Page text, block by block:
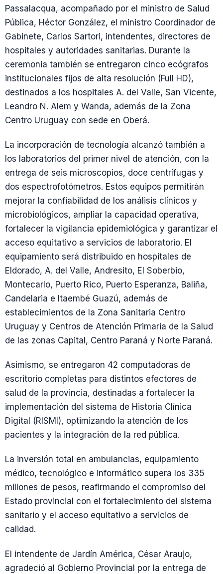
Passalacqua, acompañado por el ministro de Salud
Pública, Héctor González, el ministro Coordinador de
Gabinete, Carlos Sartori, intendentes, directores de
hospitales y autoridades sanitarias. Durante la
ceremonia también se entregaron cinco ecógrafos
institucionales fijos de alta resolución (Full HD),
destinados a los hospitales A. del Valle, San Vicente,
Leandro N. Alem y Wanda, además de la Zona
Centro Uruguay con sede en Oberá.
La incorporación de tecnología alcanzó también a
los laboratorios del primer nivel de atención, con la
entrega de seis microscopios, doce centrífugas y
dos espectrofotómetros. Estos equipos permitirán
mejorar la confiabilidad de los análisis clínicos y
microbiológicos, ampliar la capacidad operativa,
fortalecer la vigilancia epidemiológica y garantizar el
acceso equitativo a servicios de laboratorio. El
equipamiento será distribuido en hospitales de
Eldorado, A. del Valle, Andresito, El Soberbio,
Montecarlo, Puerto Rico, Puerto Esperanza, Baliña,
Candelaria e Itaembé Guazú, además de
establecimientos de la Zona Sanitaria Centro
Uruguay y Centros de Atención Primaria de la Salud
de las zonas Capital, Centro Paraná y Norte Paraná.
Asimismo, se entregaron 42 computadoras de
escritorio completas para distintos efectores de
salud de la provincia, destinadas a fortalecer la
implementación del sistema de Historia Clínica
Digital (RISMI), optimizando la atención de los
pacientes y la integración de la red pública.
La inversión total en ambulancias, equipamiento
médico, tecnológico e informático supera los 335
millones de pesos, reafirmando el compromiso del
Estado provincial con el fortalecimiento del sistema
sanitario y el acceso equitativo a servicios de
calidad.
El intendente de Jardín América, César Araujo,
agradeció al Gobierno Provincial por la entrega de